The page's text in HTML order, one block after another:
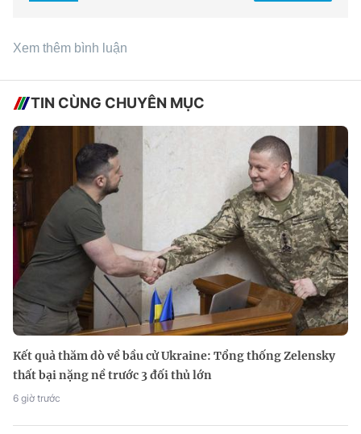
Xem thêm bình luận
TIN CÙNG CHUYÊN MỤC
Kết quả thăm dò về bầu cử Ukraine: Tổng thống Zelensky
thất bại nặng nề trước 3 đối thủ lớn
6 giờ trước